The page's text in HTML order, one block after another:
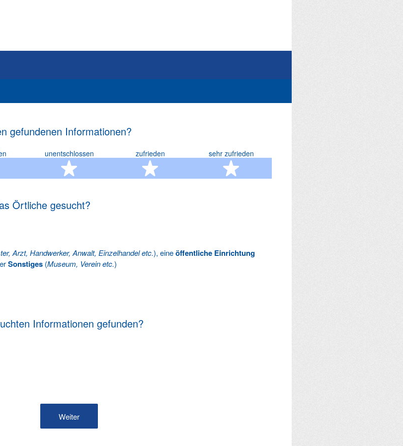
gefundenen Informationen?
Sterne
unentschlossen
3 Sterne
zufrieden
4 Sterne
sehr zufrieden
5 Sterne
Örtliche gesucht?
Arzt, Handwerker, Anwalt, Einzelhandel etc.), eineöffentliche Einrichtung
Sonstiges (Museum, Verein etc.)
Informationen gefunden?
Weiter